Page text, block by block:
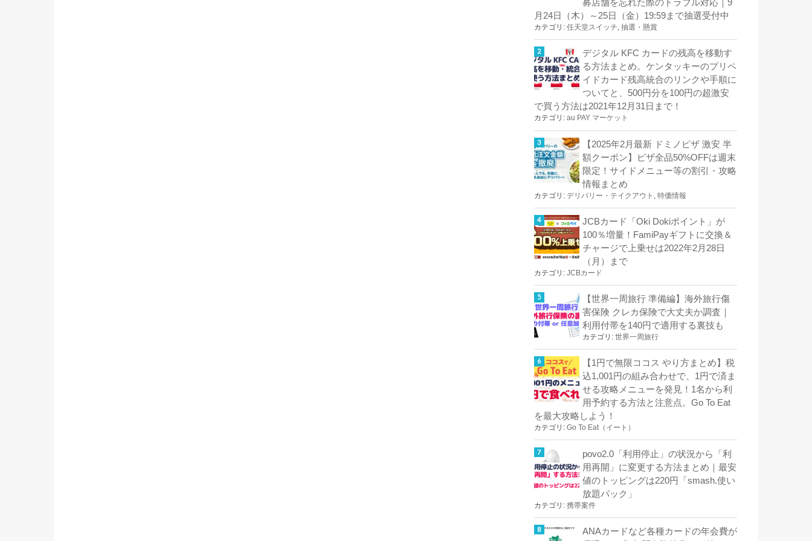
募店舗を忘れた際のトラブル対応｜9
月24日（木）～25日（金）19:59まで抽選受付中
カテゴリ: 任天堂スイッチ, 抽選・懸賞
デジタル KFC カードの残高を移動す
る方法まとめ。ケンタッキーのプリペ
イドカード残高統合のリンクや手順に
ついてと、500円分を100円の超激安
で買う方法は2021年12月31日まで！
カテゴリ: au PAY マーケット
【2025年2月最新 ドミノピザ 激安 半
額クーポン】ピザ全品50%OFFは週末
限定！サイドメニュー等の割引・攻略
情報まとめ
カテゴリ: デリバリー・テイクアウト 特価情報
JCBカード「Oki Dokiポイント」が
100％増量！FamiPayギフトに交換＆
チャージで上乗せは2022年2月28日
（月）まで
カテゴリ: JCBカード
【世界一周旅行 準備編】海外旅行傷
害保険 クレカ保険で大丈夫か調査｜
利用付帯を140円で適用する裏技も
カテゴリ: 世界一周旅行
【1円で無限ココス やり方まとめ】税
込1,001円の組み合わせで、1円で済ま
せる攻略メニューを発見！1名から利
用予約する方法と注意点。Go To Eat
を最大攻略しよう！
カテゴリ: Go To Eat（イート）
povo2.0「利用停止」の状況から「利
用再開」に変更する方法まとめ｜最安
値のトッピングは220円「smash.使い
放題パック」
カテゴリ: 携帯案件
ANAカードなど各種カードの年会費が